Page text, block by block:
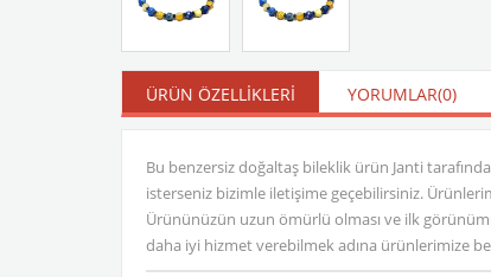
ÜRÜN ÖZELLIKLERI YORUMLAR(0)
Bu benzersiz doğaltaş bileklik ürün Janti
isterseniz bizimle iletişime geçebilirsiniz.
Ürününüzün uzun ömürlü olması ve ilk
daha iyi hizmet verebilmek adına ürünlerimize